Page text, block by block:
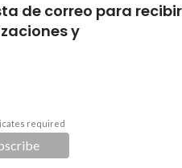
de correo para recibir
y
required